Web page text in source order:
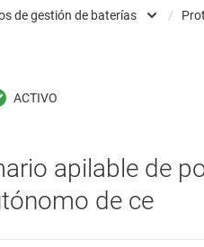
de gestión de baterías
háptica y piezoeléctrica
integrados de gestión de
/
apilable de
de ce